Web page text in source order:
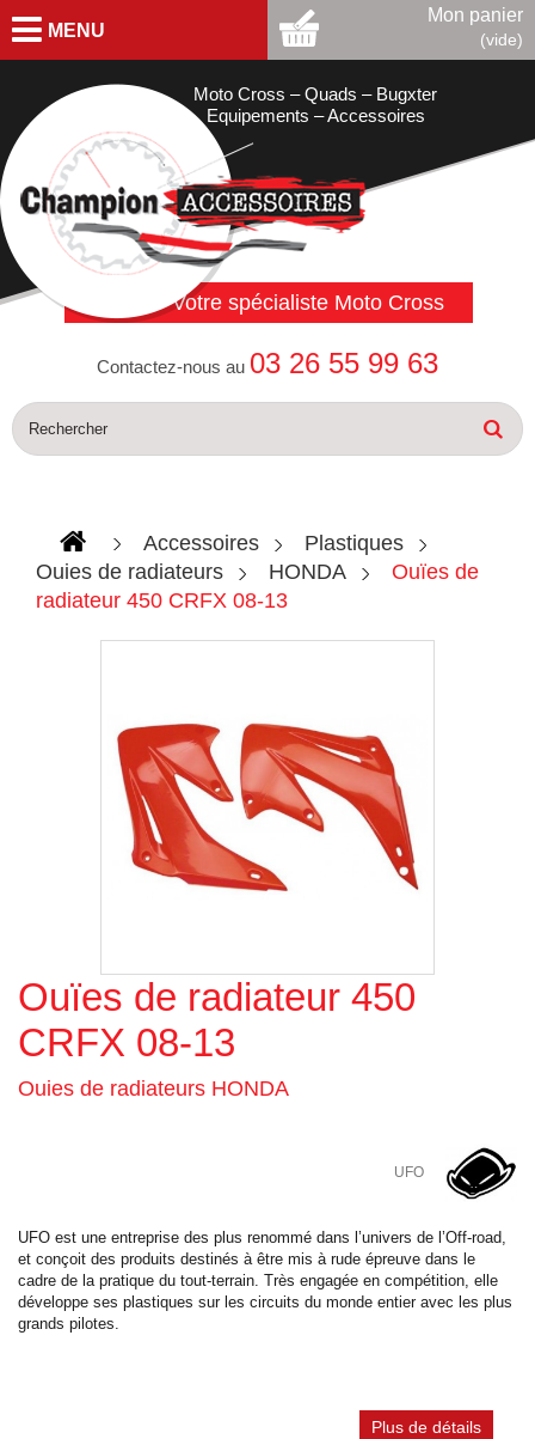
MENU
Mon panier
(vide)
Moto Cross – Quads – Bugxter
Equipements – Accessoires
Votre spécialiste Moto Cross
Contactez-nous au 03 26 55 99 63
Accessoires
Plastiques
Ouies de radiateurs
HONDA
Ouïes de
radiateur 450 CRFX 08-13
Agrandir l'image
Ouïes de radiateur 450
CRFX 08-13
Ouies de radiateurs HONDA
UFO
UFO est une entreprise des plus renommé dans l’univers de l’Off-road,
et conçoit des produits destinés à être mis à rude épreuve dans le
cadre de la pratique du tout-terrain. Très engagée en compétition, elle
développe ses plastiques sur les circuits du monde entier avec les plus
grands pilotes.
Plus de détails